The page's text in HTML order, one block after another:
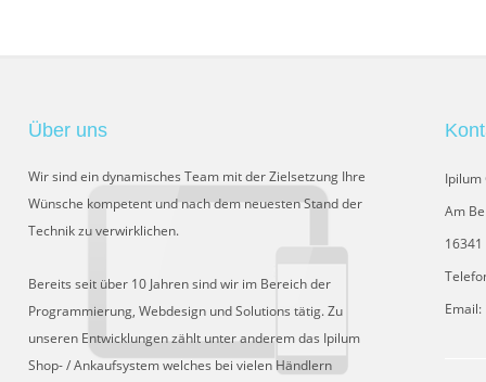
Über uns
Wir sind ein dynamisches Team mit der Zielsetzung Ihre
Wünsche kompetent und nach dem neuesten Stand der
Technik zu verwirklichen.
Bereits seit über 10 Jahren sind wir im Bereich der
Programmierung, Webdesign und Solutions tätig. Zu
unseren Entwicklungen zählt unter anderem das Ipilum
Shop- / Ankaufsystem welches bei vielen Händlern
Ipilum
Am